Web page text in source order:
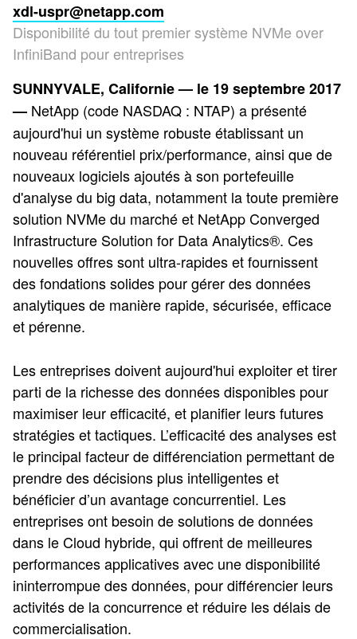
xdl-uspr@netapp.com
Disponibilité du tout premier système NVMe over
InfiniBand pour entreprises
SUNNYVALE, Californie — le 19 septembre 2017
— NetApp (code NASDAQ : NTAP) a présenté
aujourd'hui un système robuste établissant un
nouveau référentiel prix/performance, ainsi que de
nouveaux logiciels ajoutés à son portefeuille
d'analyse du big data, notamment la toute première
solution NVMe du marché et NetApp Converged
Infrastructure Solution for Data Analytics®. Ces
nouvelles offres sont ultra-rapides et fournissent
des fondations solides pour gérer des données
analytiques de manière rapide, sécurisée, efficace
et pérenne.
Les entreprises doivent aujourd'hui exploiter et tirer
parti de la richesse des données disponibles pour
maximiser leur efficacité, et planifier leurs futures
stratégies et tactiques. L’efficacité des analyses est
le principal facteur de différenciation permettant de
prendre des décisions plus intelligentes et
bénéficier d’un avantage concurrentiel. Les
entreprises ont besoin de solutions de données
dans le Cloud hybride, qui offrent de meilleures
performances applicatives avec une disponibilité
ininterrompue des données, pour différencier leurs
activités de la concurrence et réduire les délais de
commercialisation.